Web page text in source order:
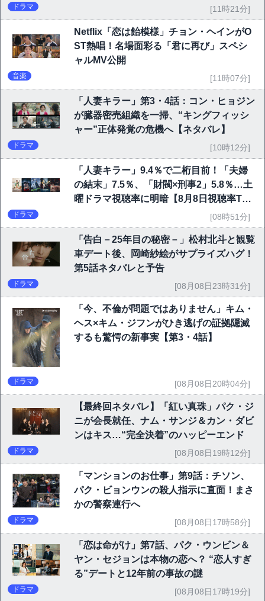
ドラマ [11時21分]
Netflix「恋は飴模様」チョン・ヘインがO
ST熱唱！名場面彩る「君に再び」スペシ
ャルMV公開
音楽 [11時07分]
「人妻キラー」第3・4話：コン・ヒョジン
が臓器密売組織を一掃、“キングフィッシ
ャー”正体発覚の危機へ【ネタバレ】
ドラマ [10時12分]
「人妻キラー」9.4％で二桁目前！「夫婦
の結末」7.5％、「財閥×刑事2」5.8％…土
曜ドラマ視聴率に明暗【8月8日視聴率TO
ドラマ [08時51分]
「告白－25年目の秘密－」松村北斗と観覧
車デート後、岡崎紗絵がサプライズハグ！
第5話ネタバレと予告
ドラマ [08月08日23時31分]
「今、不倫が問題ではありません」キム・
ヘス×キム・ジフンがひき逃げの証拠隠滅
するも驚愕の新事実【第3・4話】
ドラマ [08月08日20時04分]
【最終回ネタバレ】「紅い真珠」パク・ジ
ニが会長就任、ナム・サンジ＆カン・ダビ
ンはキス…“完全決着”のハッピーエンド
ドラマ [08月08日19時12分]
「マンションのお仕事」第9話：チソン、
パク・ビョンウンの殺人指示に直面！まさ
かの警察連行へ
ドラマ [08月08日17時58分]
「恋は命がけ」第7話、パク・ウンビン＆
ヤン・セジョンは本物の恋へ？ “恋人すぎ
る”デートと12年前の事故の謎
ドラマ [08月08日17時19分]